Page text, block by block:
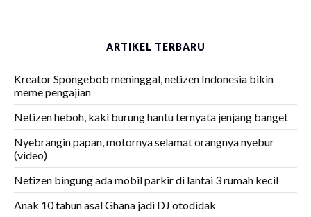
ARTIKEL TERBARU
Kreator Spongebob meninggal, netizen Indonesia bikin
meme pengajian
Netizen heboh, kaki burung hantu ternyata jenjang banget
Nyebrangin papan, motornya selamat orangnya nyebur
(video)
Netizen bingung ada mobil parkir di lantai 3 rumah kecil
Anak 10 tahun asal Ghana jadi DJ otodidak